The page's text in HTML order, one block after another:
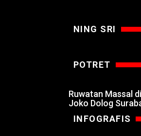
NING SRI
POTRET
Ruwatan Massal
Joko Dolog
INFOGRAFIS